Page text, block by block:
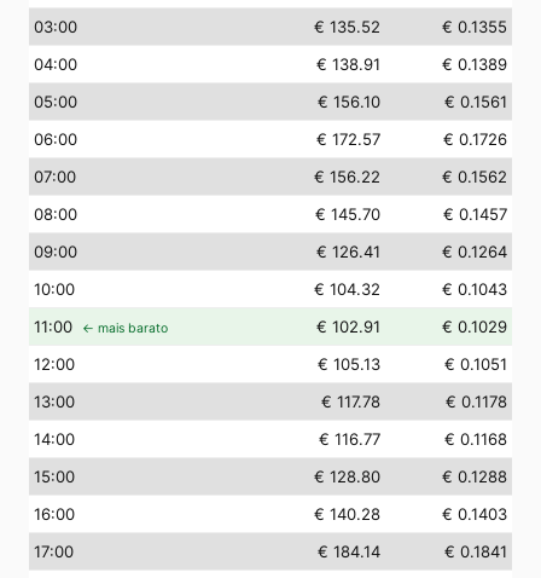
03:00 € 135.52
€ 0.1355
04:00 € 138.91
€ 0.1389
05:00 € 156.10
€ 0.1561
06:00 € 172.57
€ 0.1726
07:00 € 156.22
€ 0.1562
08:00 € 145.70
€ 0.1457
09:00 € 126.41
€ 0.1264
10:00 € 104.32
€ 0.1043
11:00 ← mais barato € 102.91
€ 0.1029
12:00 € 105.13
€ 0.1051
13:00 € 117.78
€ 0.1178
14:00 € 116.77
€ 0.1168
15:00 € 128.80
€ 0.1288
16:00 € 140.28
€ 0.1403
17:00 € 184.14
€ 0.1841